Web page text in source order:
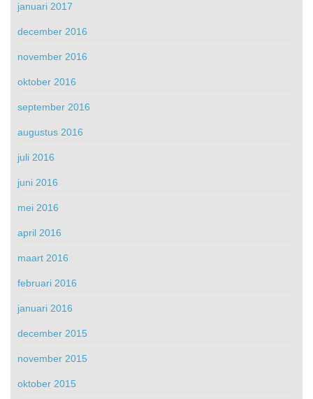
januari 2017
december 2016
november 2016
oktober 2016
september 2016
augustus 2016
juli 2016
juni 2016
mei 2016
april 2016
maart 2016
februari 2016
januari 2016
december 2015
november 2015
oktober 2015